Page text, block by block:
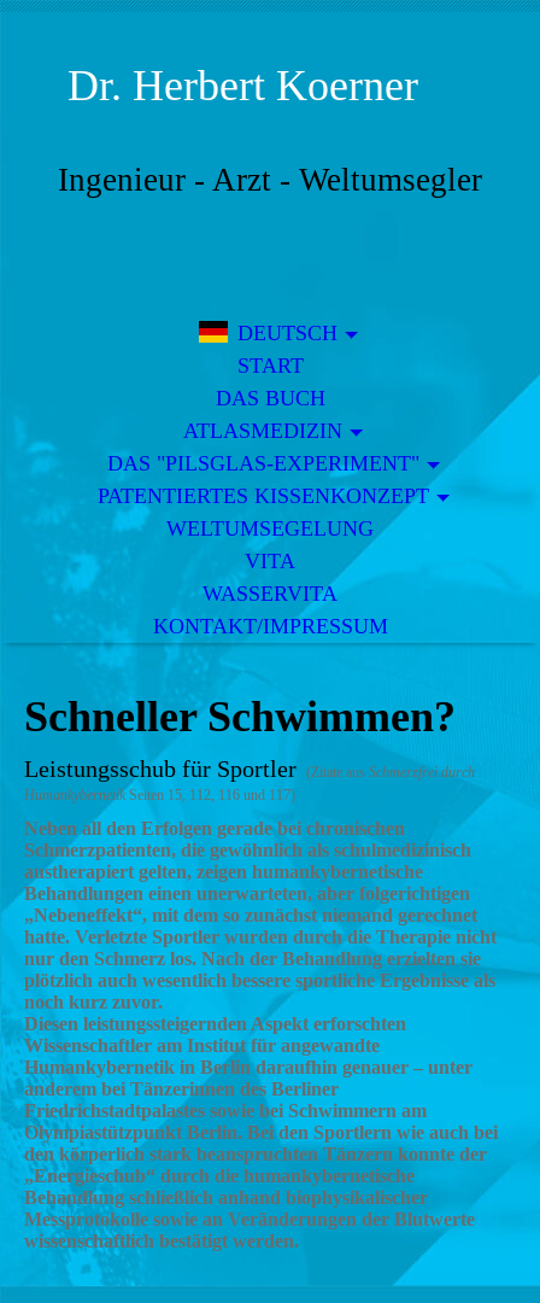
Dr. Herbert Koerner
Ingenieur - Arzt - Weltumsegler
DEUTSCH
START
DAS BUCH
ATLASMEDIZIN
DAS "PILSGLAS-EXPERIMENT"
PATENTIERTES KISSENKONZEPT
WELTUMSEGELUNG
VITA
WASSERVITA
KONTAKT/IMPRESSUM
Schneller Schwimmen?
Leistungsschub für Sportler (Zitate aus Schmerzfrei durch
HumankybernetikSeiten 15, 112, 116 und 117)
Neben all den Erfolgen gerade bei chronischen
Schmerzpatienten, die gewöhnlich als schulmedizinisch
austherapiert gelten, zeigen humankybernetische
Behandlungen einen unerwarteten, aber folgerichtigen
„Nebeneffekt“, mit dem so zunächst niemand gerechnet
hatte. Verletzte Sportler wurden durch die Therapie nicht
nur den Schmerz los. Nach der Behandlung erzielten sie
plötzlich auch wesentlich bessere sportliche Ergebnisse als
noch kurz zuvor.
Diesen leistungssteigernden Aspekt erforschten
Wissenschaftler am Institut für angewandte
Humankybernetik in Berlin daraufhin genauer – unter
anderem bei Tänzerinnen des Berliner
Friedrichstadtpalastes sowie bei Schwimmern am
Olympiastützpunkt Berlin. Bei den Sportlern wie auch bei
den körperlich stark beanspruchten Tänzern konnte der
„Energieschub“ durch die humankybernetische
Behandlung schließlich anhand biophysikalischer
Messprotokolle sowie an Veränderungen der Blutwerte
wissenschaftlich bestätigt werden.